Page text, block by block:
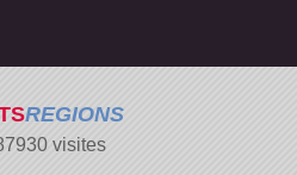
REGIONS
visites